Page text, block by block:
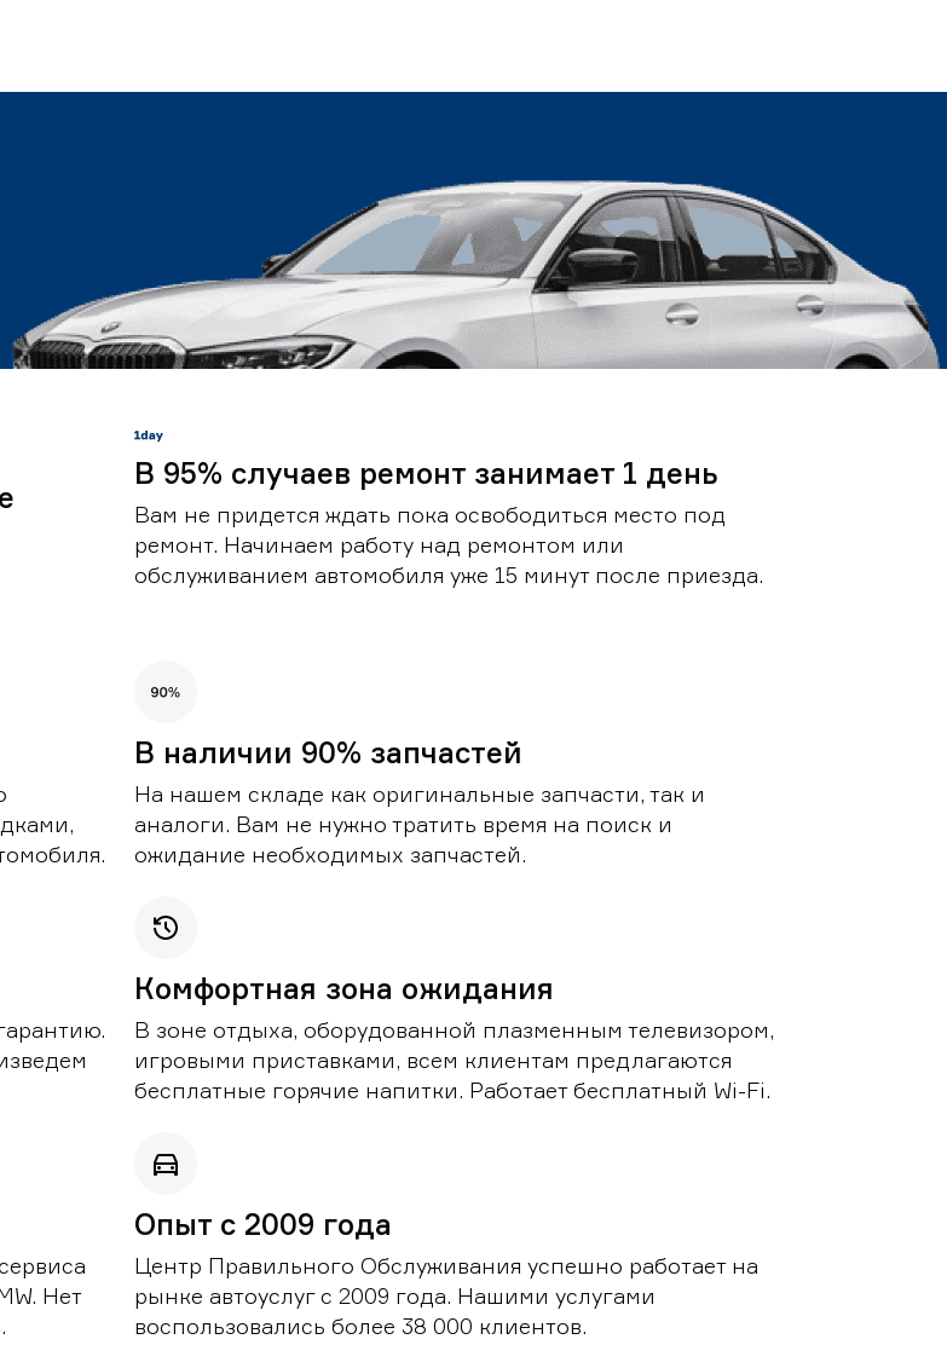
В 95% случаев ремонт занимает 1 день
Вам не придется ждать пока освободиться место под
ремонт. Начинаем работу над ремонтом или
обслуживанием автомобиля уже 15 минут после приезда.
В наличии 90% запчастей
На нашем складе как оригинальные запчасти, так и
аналоги. Вам не нужно тратить время на поиск и
ожидание необходимых запчастей.
Комфортная зона ожидания
В зоне отдыха, оборудованной плазменным телевизором,
игровыми приставками, всем клиентам предлагаются
бесплатные горячие напитки. Работает бесплатный Wi-Fi.
Нет
Опыт с 2009 года
Центр Правильного Обслуживания успешно работает на
рынке автоуслуг с 2009 года. Нашими услугами
воспользовались более 38 000 клиентов.